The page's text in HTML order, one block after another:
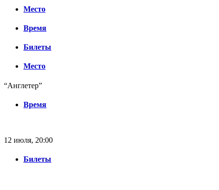
Место
Время
Билеты
Место
“Англетер”
Время
12 июля, 20:00
Билеты